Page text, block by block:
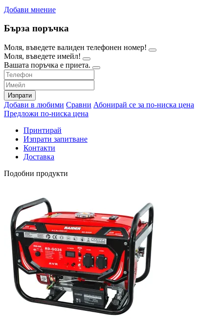
Добави мнение
Бърза поръчка
Моля, въведете валиден телефонен номер!
Моля, въведете имейл!
Вашата поръчка е приета.
Изпрати
Добави в любими Сравни Абонирай се за по-ниска цена
Предложи по-ниска цена
Принтирай
Изпрати запитване
Контакти
Доставка
Подобни продукти